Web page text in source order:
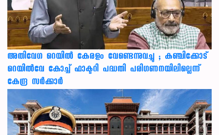
അതിവേഗ റെയിൽ കേരളം വേണ്ടെന്നുവച്ചു ; കഞ്ചിക്കോട്
റെയിൽവേ കോച്ച് ഫാക്ടറി പദ്ധതി പരിഗണനയിലില്ലെന്ന്
കേന്ദ്ര സർക്കാർ